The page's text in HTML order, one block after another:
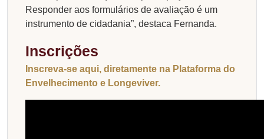
Responder aos formulários de avaliação é um
instrumento de cidadania”, destaca Fernanda.
Inscrições
Inscreva-se aqui, diretamente na Plataforma do
Envelhecimento e Longeviver.